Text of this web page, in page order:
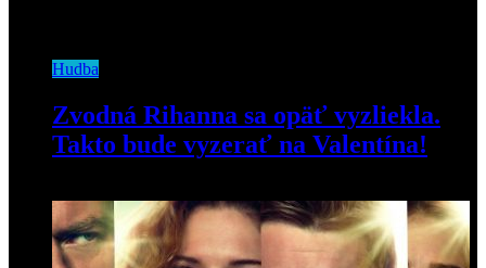
Hudba
Zvodná Rihanna sa opäť vyzliekla.
Takto bude vyzerať na Valentína!